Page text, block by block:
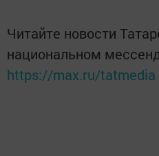
Читайте новости
национальном
https://max.ru/tatmedia